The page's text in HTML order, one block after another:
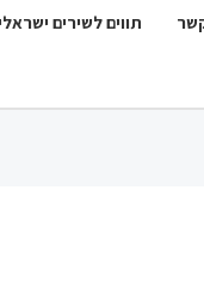
תווים לשירים